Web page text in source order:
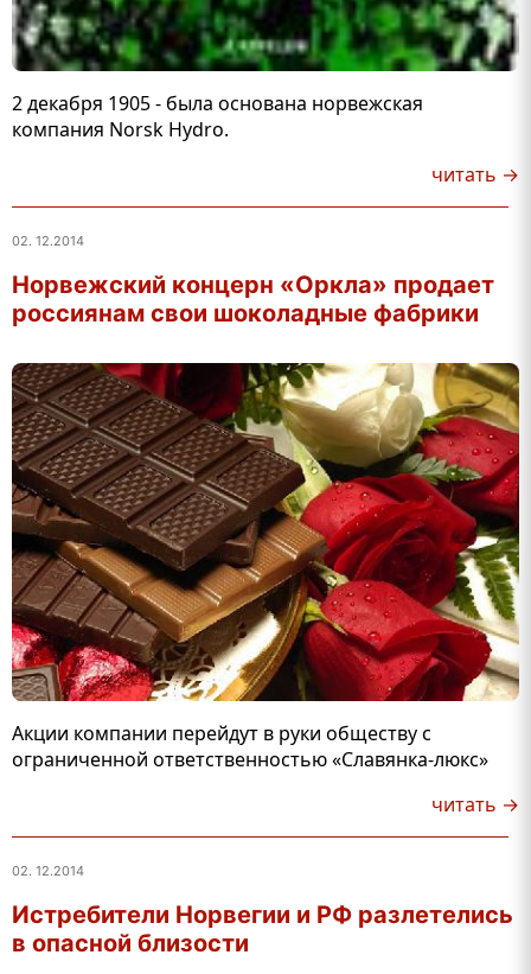
2 декабря 1905 - была основана норвежская
компания Norsk Hydro.
читать →
02. 12.2014
Норвежский концерн «Оркла» продает
россиянам свои шоколадные фабрики
Акции компании перейдут в руки обществу с
ограниченной ответственностью «Славянка-люкс»
читать →
02. 12.2014
Истребители Норвегии и РФ разлетелись
в опасной близости